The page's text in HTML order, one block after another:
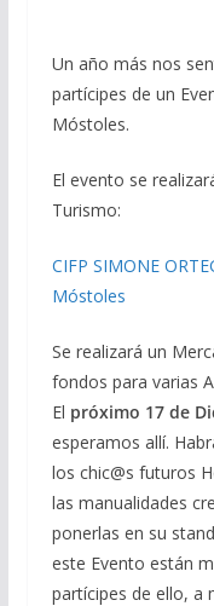
Un año más nos
partícipes de un
Móstoles.
El evento se
Turismo:
CIFP SIMONE
Móstoles
Se realizará un
fondos para varias
El próximo 17 de
esperamos allí.
los chic@s futuros
las manualidades
ponerlas en su
este Evento están
partícipes de ello, a